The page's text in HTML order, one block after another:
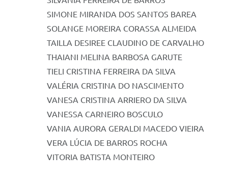
SIMONE MIRANDA DOS SANTOS BAREA
SOLANGE MOREIRA CORASSA ALMEIDA
TAILLA DESIREE CLAUDINO DE CARVALHO
THAIANI MELINA BARBOSA GARUTE
TIELI CRISTINA FERREIRA DA SILVA
VALÉRIA CRISTINA DO NASCIMENTO
VANESA CRISTINA ARRIERO DA SILVA
VANESSA CARNEIRO BOSCULO
VANIA AURORA GERALDI MACEDO VIEIRA
VERA LÚCIA DE BARROS ROCHA
VITORIA BATISTA MONTEIRO